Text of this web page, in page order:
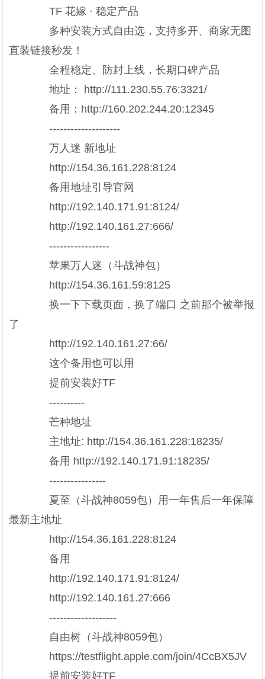
TF 花嫁 · 稳定产品
多种安装方式自由选，支持多开、商家无图
直装链接秒发！
全程稳定、防封上线，长期口碑产品
地址： http://111.230.55.76:3321/
备用：http://160.202.244.20:12345
--------------------
万人迷 新地址
http://154.36.161.228:8124
备用地址引导官网
http://192.140.171.91:8124/
http://192.140.161.27:666/
-----------------
苹果万人迷（斗战神包）
http://154.36.161.59:8125
换一下下载页面，换了端口 之前那个被举报
了
http://192.140.161.27:66/
这个备用也可以用
提前安装好TF
----------
芒种地址
主地址: http://154.36.161.228:18235/
备用 http://192.140.171.91:18235/
----------------
夏至（斗战神8059包）用一年售后一年保障
最新主地址
http://154.36.161.228:8124
备用
http://192.140.171.91:8124/
http://192.140.161.27:666
-------------------
自由树（斗战神8059包）
https://testflight.apple.com/join/4CcBX5JV
提前安装好TF